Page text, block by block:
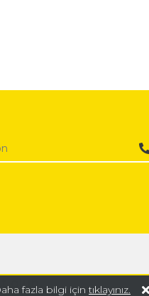
olun.fazla bilgi içintıklayınız.